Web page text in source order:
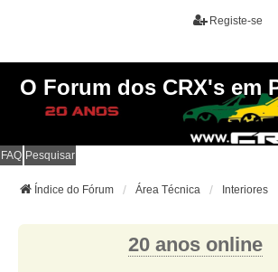
Registe-se
O Forum dos CRX's em
FAQ Pesquisar
Índice do Fórum Área Técnica Interiores
20 anos online